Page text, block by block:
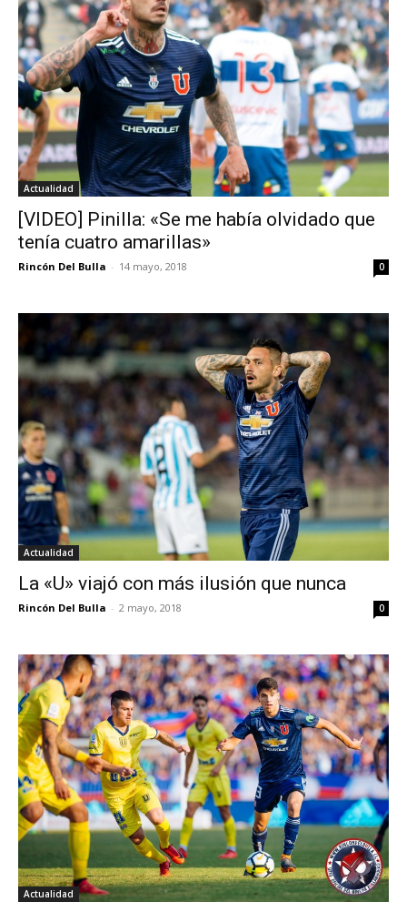
Actualidad
[VIDEO] Pinilla: «Se me había olvidado que
tenía cuatro amarillas»
Rincón Del Bulla - 14 mayo, 2018 0
Actualidad
La «U» viajó con más ilusión que nunca
Rincón Del Bulla - 2 mayo, 2018 0
Actualidad